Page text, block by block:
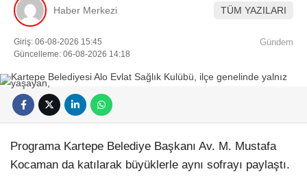
Haber Merkezi TÜM YAZILARI
Giriş: 06-08-2026 15:45
Güncelleme: 06-08-2026 14:18
Gündem
Programa Kartepe Belediye Başkanı Av. M. Mustafa
Kocaman da katılarak büyüklerle aynı sofrayı paylaştı.